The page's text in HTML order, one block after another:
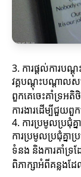
3. ការផ្តល់ការបណ្
វគ្គបណ្តុះបណ្តាល
ពួកគេចេះគាំទ្រអតិ
ការងារដើម្បីជួយពួ
4. ការប្រមូលប្រជុំគ្
ការប្រមូលប្រជុំគ្នា
ទំនង និងការគាំទ្
ពិភាក្សាអំពីគន្លងដ